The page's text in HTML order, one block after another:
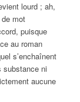
lourd ; ah,
mot
puisque
au roman
s’enchaînent
substance ni
aucune